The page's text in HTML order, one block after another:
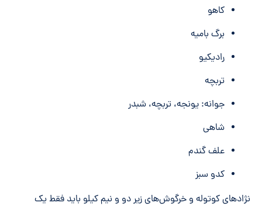
کاهو
برگ بامیه
رادیکیو
تربچه
جوانه: یونجه، تربچه، شبدر
شاهی
علف گندم
کدو سبز
نژادهای کوتوله و خرگوش‌های زیر دو و نیم کیلو باید فقط یک